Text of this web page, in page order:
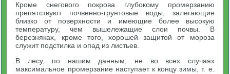
Кроме снегового покрова глубокому промерзанию
препятствуют почвенно-грунтовые воды, залегающие
близко от поверхности и имеющие более высокую
температуру, чем вышележащие слои почвы. В
березняках, кроме того, хорошей защитой от мороза
служит подстилка и опад из листьев.
В лесу, по нашим данным, не во всех случаях
максимальное промерзание наступает к концу зимы, т. е.